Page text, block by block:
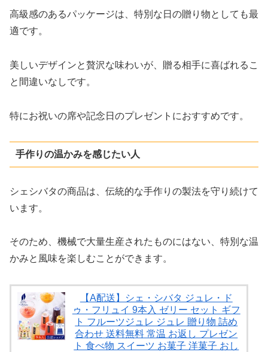
高級感のあるパッケージは、特別な日の贈り物としても最
適です。
美しいデザインと贅沢な味わいが、贈る相手に喜ばれるこ
と間違いなしです。
特にお祝いの席や記念日のプレゼントにおすすめです。
手作りの温かみを感じたい人
シェシバタの商品は、伝統的な手作りの製法を守り続けて
います。
そのため、機械で大量生産されたものにはない、特別な温
かみと風味を楽しむことができます。
【A配送】シェ・シバタ ジュレ・ド
ゥ・フリュイ 9本入 ゼリー セット ギフ
ト フルーツジュレ ジュレ 贈り物 詰め
合わせ 送料無料 常温 お返し プレゼン
ト 食べ物 スイーツ お菓子 洋菓子 おし